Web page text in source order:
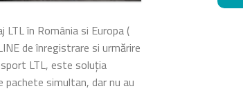
în România si Europa (
de înregistrare si urmărire
LTL, este soluția
simultan, dar nu au